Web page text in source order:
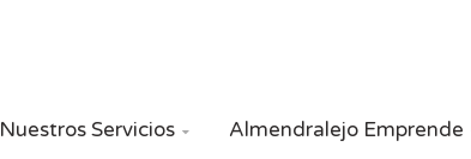
Nuestros Servicios  Almendralejo Emprende